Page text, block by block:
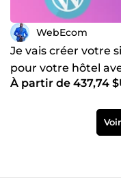
WebEcom
Je vais créer votre
pour votre hôtel
À partir de 437,74